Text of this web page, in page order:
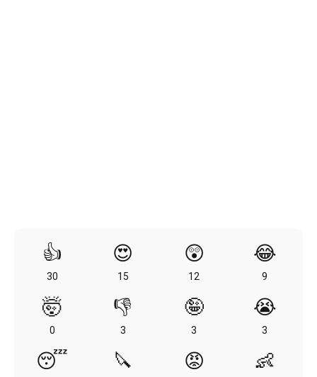
👍
30
😍
15
😲
12
😂
9
🤯
0
👎
3
🤪
3
😭
3
😴 🔪 😡 👶